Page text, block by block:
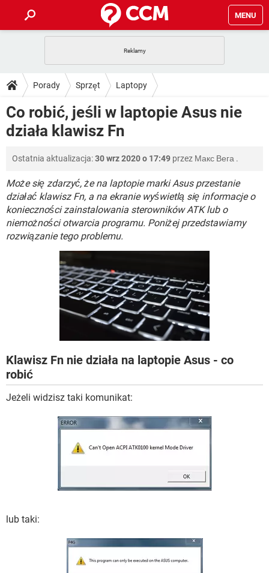
MENU
GRY WHATSAPP
SPOTIFY NETFLIX
INSTAGRAM
PORADY
PlayStation TIKTOK
GRY WHATSAPP
INSTAGRAM FACEBOOK
WINDOWS 10
DO POBRANIA
ANDROID
INSTAGRAM FACEBOOK
WINDOWS 10
FORUM
COVID-19 TIKTOK
GRY WHATSAPP
SPOTIFY NETFLIX
INSTAGRAM FACEBOOK
WINDOWS 10
COVID-19 TIKTOK
GRY WHATSAPP
SPOTIFY
FACEBOOK
Porady Sprzęt Laptopy
Co robić, jeśli w laptopie Asus nie
działa klawisz Fn
Ostatnia aktualizacja:30 wrz 2020 o 17:49 przez Макс Вега .
Może się zdarzyć, że na laptopie marki Asus przestanie
działać klawisz Fn, a na ekranie wyświetlą się informacje o
konieczności zainstalowania sterowników ATK lub o
niemożności otwarcia programu. Poniżej przedstawiamy
rozwiązanie tego problemu.
Klawisz Fn nie działa na laptopie Asus - co
robić
Jeżeli widzisz taki komunikat:
lub taki: